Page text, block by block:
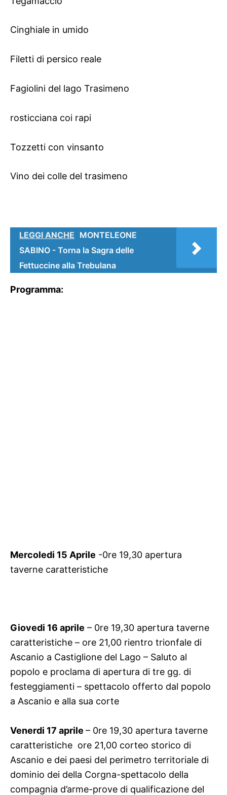
Cinghiale in umido
Filetti di persico reale
Fagiolini del lago Trasimeno
rosticciana coi rapi
Tozzetti con vinsanto
Vino dei colle del trasimeno
LEGGI ANCHE MONTELEONE
SABINO - Torna la Sagra delle
Fettuccine alla Trebulana
Programma:
Mercoledi 15 Aprile -0re 19,30 apertura
taverne caratteristiche
Giovedi 16 aprile – 0re 19,30 apertura taverne
caratteristiche – ore 21,00 rientro trionfale di
Ascanio a Castiglione del Lago – Saluto al
popolo e proclama di apertura di tre gg. di
festeggiamenti – spettacolo offerto dal popolo
a Ascanio e alla sua corte
Venerdi 17 aprile – 0re 19,30 apertura taverne
caratteristiche  ore 21,00 corteo storico di
Ascanio e dei paesi del perimetro territoriale di
dominio dei della Corgna-spettacolo della
compagnia d’arme-prove di qualificazione del